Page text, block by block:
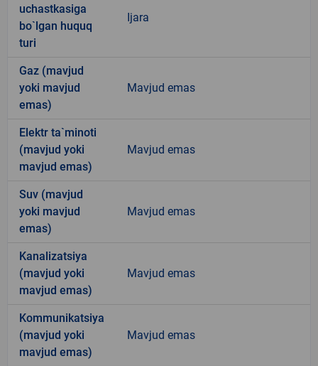
uchastkasiga
bo`lgan huquq
turi
Ijara
Gaz (mavjud
yoki mavjud
emas)
Mavjud emas
Elektr ta`minoti
(mavjud yoki
mavjud emas)
Mavjud emas
Suv (mavjud
yoki mavjud
emas)
Mavjud emas
Kanalizatsiya
(mavjud yoki
mavjud emas)
Mavjud emas
Kommunikatsiya
(mavjud yoki
mavjud emas)
Mavjud emas